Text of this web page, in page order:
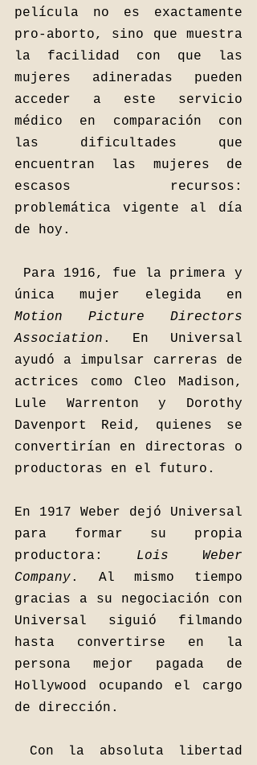
película no es exactamente
pro-aborto, sino que muestra
la facilidad con que las
mujeres adineradas pueden
acceder a este servicio
médico en comparación con
las dificultades que
encuentran las mujeres de
escasos recursos:
problemática vigente al día
de hoy.
Para 1916, fue la primera y
Motion Picture Directors
Association . En Universal
ayudó a impulsar carreras de
actrices como Cleo Madison,
Lule Warrenton y Dorothy
Davenport Reid, quienes se
convertirían en directoras o
productoras en el futuro.
En 1917 Weber dejó Universal
para formar su propia
productora: Lois Weber
Company. Al mismo tiempo
gracias a su negociación con
Universal siguió filmando
hasta convertirse en la
persona mejor pagada de
Hollywood ocupando el cargo
de dirección.
Con la absoluta libertad